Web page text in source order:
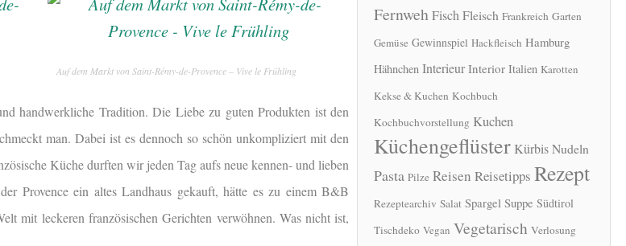
Auf dem Markt von Saint-Rémy-de-Provence – Vive le Frühling
handwerkliche Tradition. Die Liebe zu guten Produkten ist den
man. Dabei ist es dennoch so schön unkompliziert mit den
Küche durften wir jeden Tag aufs neue kennen- und lieben
Provence ein altes Landhaus gekauft, hätte es zu einem B&B
mit leckeren französischen Gerichten verwöhnen. Was nicht ist,
FernwehFischFleisch Frankreich Garten
Gemüse Gewinnspiel Hackfleisch Hamburg
Hähnchen Interieur Interior Italien Karotten
Kekse & Kuchen Kochbuch
Kochbuchvorstellung Kuchen
Küchengeflüster KürbisNudeln
Pasta Pilze Reisen Reisetipps Rezept
Rezeptearchiv Salat Spargel Suppe Südtirol
Tischdeko Vegan Vegetarisch Verlosung